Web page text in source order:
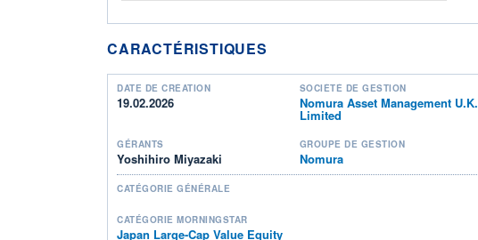
CARACTÉRISTIQUES
DATE DE CRÉATION
19.02.2026
SOCIÉTÉ DE GESTION
Nomura Asset Management U.K.
Limited
GÉRANTS
Yoshihiro Miyazaki
GROUPE DE GESTION
Nomura
CATÉGORIE GÉNÉRALE
CATÉGORIE MORNINGSTAR
Japan Large-Cap Value Equity